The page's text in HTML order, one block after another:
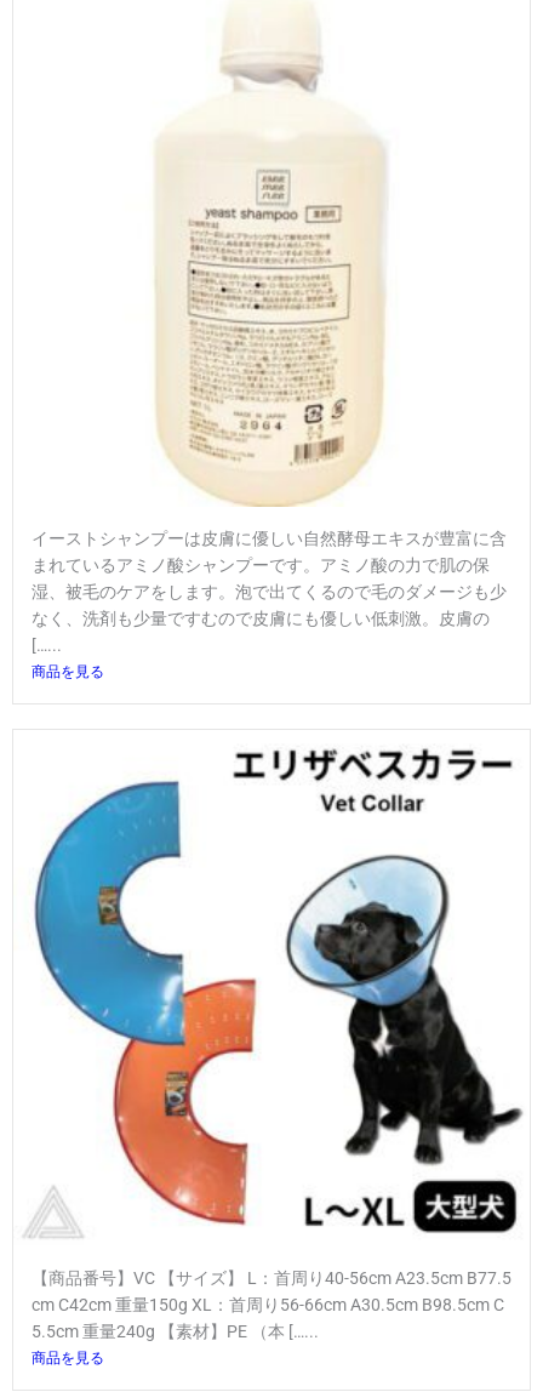
イーストシャンプーは皮膚に優しい自然酵母エキスが豊富に含
まれているアミノ酸シャンプーです。アミノ酸の力で肌の保
湿、被毛のケアをします。泡で出てくるので毛のダメージも少
なく、洗剤も少量ですむので皮膚にも優しい低刺激。皮膚の
[…...
商品を見る
【商品番号】VC 【サイズ】 L：首周り40-56cm A23.5cm B77.5
cm C42cm 重量150g XL：首周り56-66cm A30.5cm B98.5cm C
5.5cm 重量240g 【素材】PE （本 […...
商品を見る